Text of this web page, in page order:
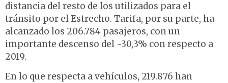
distancia del resto de los utilizados para el
tránsito por el Estrecho. Tarifa, por su parte, ha
alcanzado los 206.784 pasajeros, con un
importante descenso del -30,3% con respecto a
2019.
En lo que respecta a vehículos, 219.876 han